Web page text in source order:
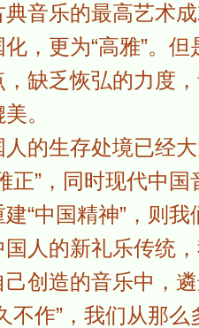
音乐的最高艺术
，更为“高雅”。
缺乏恢弘的力度
。
生存处境已经大
正”，同时现代中
“中国精神”，则
人的新礼乐传统
创造的音乐中，
不作”，我们从那